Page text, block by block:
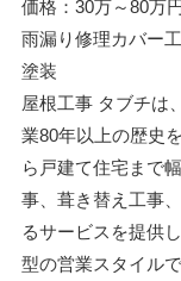
価格：30万～80万
雨漏り修理カバー
塗装
屋根工事 タブチは
業80年以上の歴史
ら戸建て住宅まで
事、葺き替え工事
るサービスを提供
型の営業スタイル